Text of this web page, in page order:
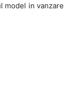
model in vanzare